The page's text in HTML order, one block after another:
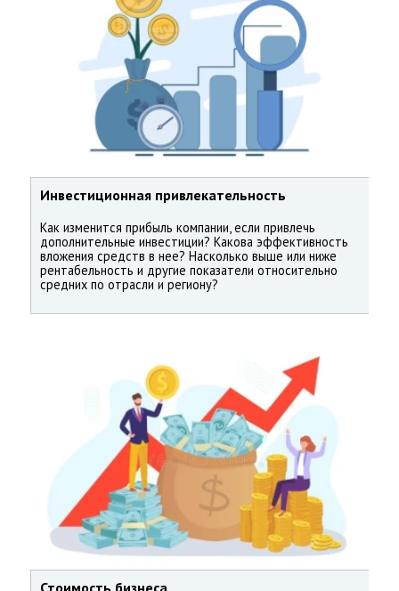
Инвестиционная привлекательность
Как изменится прибыль компании, если привлечь
дополнительные инвестиции? Какова эффективность
вложения средств в нее? Насколько выше или ниже
рентабельность и другие показатели относительно
средних по отрасли и региону?
Стоимость бизнеса